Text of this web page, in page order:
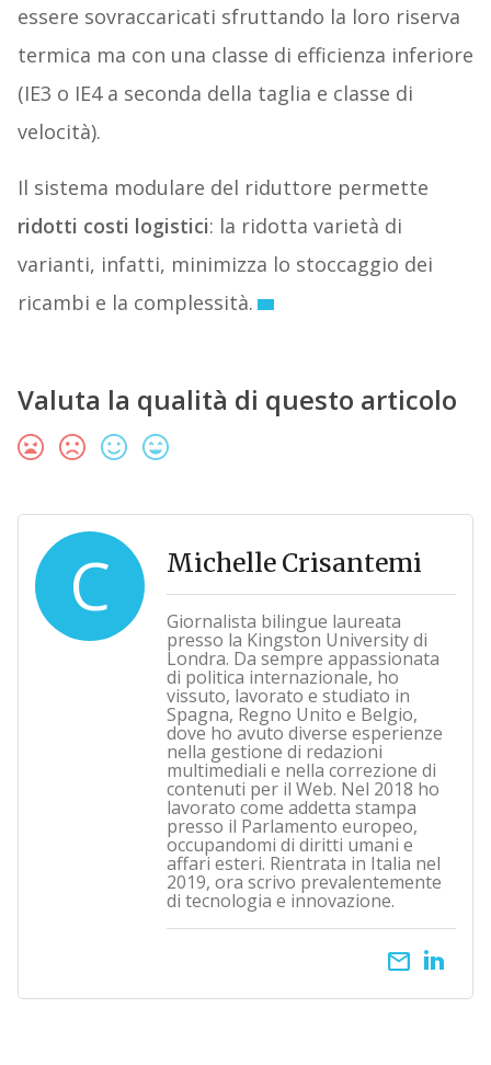
essere sovraccaricati sfruttando la loro riserva
termica ma con una classe di efficienza inferiore
(IE3 o IE4 a seconda della taglia e classe di
velocità).
Il sistema modulare del riduttore permette
ridotti costi logistici: la ridotta varietà di
varianti, infatti, minimizza lo stoccaggio dei
ricambi e la complessità.
Valuta la qualità di questo articolo
C Michelle Crisantemi
Giornalista bilingue laureata
presso la Kingston University di
Londra. Da sempre appassionata
di politica internazionale, ho
vissuto, lavorato e studiato in
Spagna, Regno Unito e Belgio,
dove ho avuto diverse esperienze
nella gestione di redazioni
multimediali e nella correzione di
contenuti per il Web. Nel 2018 ho
lavorato come addetta stampa
presso il Parlamento europeo,
occupandomi di diritti umani e
affari esteri. Rientrata in Italia nel
2019, ora scrivo prevalentemente
di tecnologia e innovazione.
email